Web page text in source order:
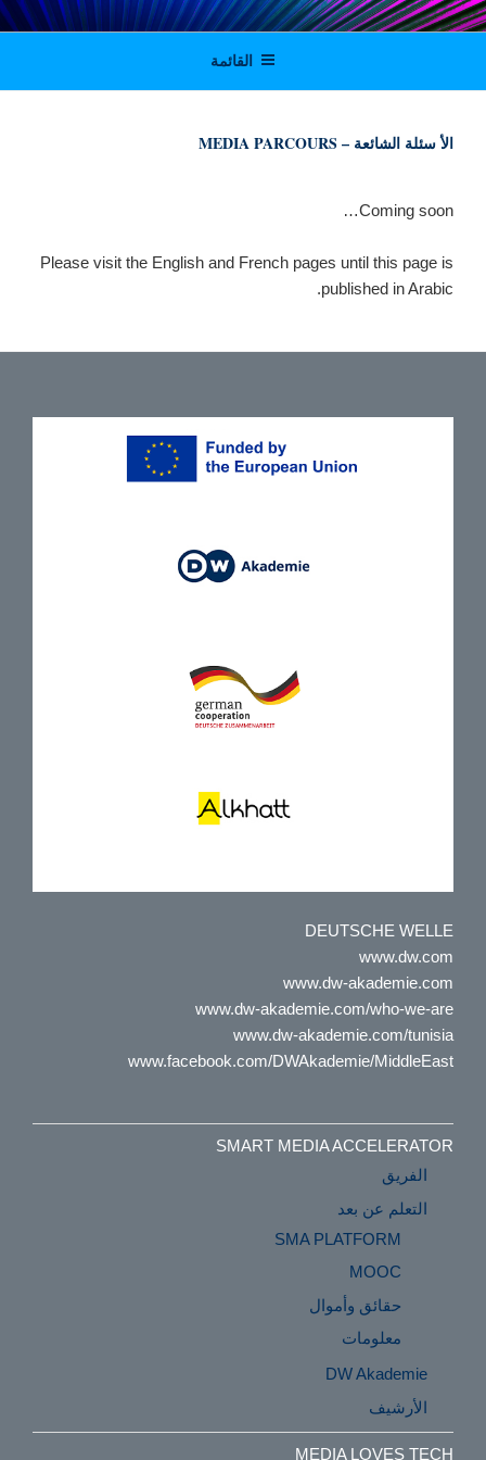
التجاوز
إلى
Digital solutions for viable journalism in
Tunisia, Morocco and Algeria
القائمة
الأ سئلة الشائعة – MEDIA PARCOURS
Coming soon…
Please visit the English and French pages until this page is
published in Arabic.
DEUTSCHE WELLE
www.dw.com
www.dw-akademie.com
www.dw-akademie.com/who-we-are
www.dw-akademie.com/tunisia
www.facebook.com/DWAkademie/MiddleEast
SMART MEDIA ACCELERATOR
الفريق
التعلم عن بعد
SMA PLATFORM
MOOC
حقائق وأموال
معلومات
DW Akademie
الأرشيف
MEDIA LOVES TECH